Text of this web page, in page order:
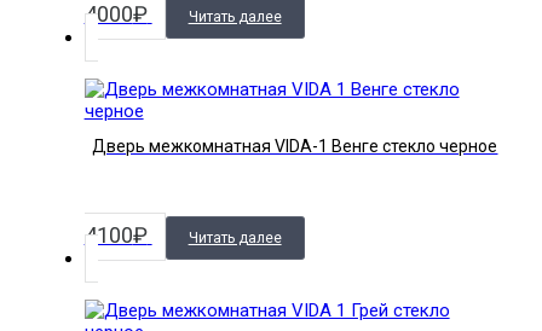
4000₽ Читать далее
Дверь межкомнатная VIDA-1 Венге стекло черное
4100₽ Читать далее